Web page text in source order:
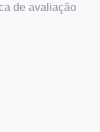
de avaliação